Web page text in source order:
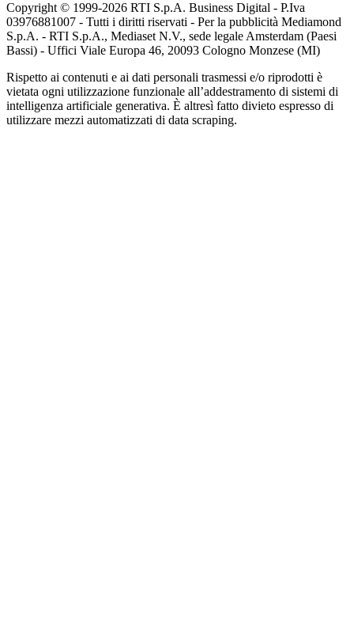
Copyright © 1999-2026 RTI S.p.A. Business Digital - P.Iva
03976881007 - Tutti i diritti riservati - Per la pubblicità Mediamond
S.p.A. - RTI S.p.A., Mediaset N.V., sede legale Amsterdam (Paesi
Bassi) - Uffici Viale Europa 46, 20093 Cologno Monzese (MI)
Rispetto ai contenuti e ai dati personali trasmessi e/o riprodotti è
vietata ogni utilizzazione funzionale all’addestramento di sistemi di
intelligenza artificiale generativa. È altresì fatto divieto espresso di
utilizzare mezzi automatizzati di data scraping.